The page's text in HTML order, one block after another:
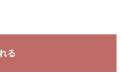
る